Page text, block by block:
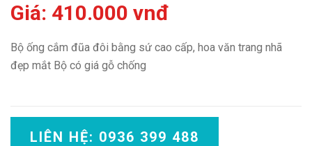
Giá: 410.000 vnđ
Bộ ống cắm đũa đôi bằng sứ cao cấp, hoa văn trang nhã
đẹp mắt Bộ có giá gỗ chống
LIÊN HỆ: 0936 399 488